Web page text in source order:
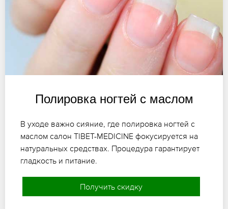
Полировка ногтей с маслом
В уходе важно сияние, где полировка ногтей с
маслом салон TIBET-MEDICINE фокусируется на
натуральных средствах. Процедура гарантирует
гладкость и питание.
Получить скидку